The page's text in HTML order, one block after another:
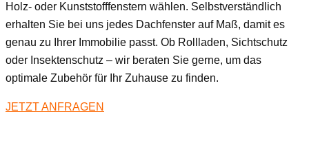
Holz- oder Kunststofffenstern wählen. Selbstverständlich
erhalten Sie bei uns jedes Dachfenster auf Maß, damit es
genau zu Ihrer Immobilie passt. Ob Rollladen, Sichtschutz
oder Insektenschutz – wir beraten Sie gerne, um das
optimale Zubehör für Ihr Zuhause zu finden.
JETZT ANFRAGEN